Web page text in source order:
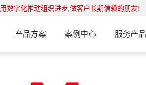
用数字化推动组织进步,做客户长期信赖的朋友!
产品方案 案例中心 服务产品